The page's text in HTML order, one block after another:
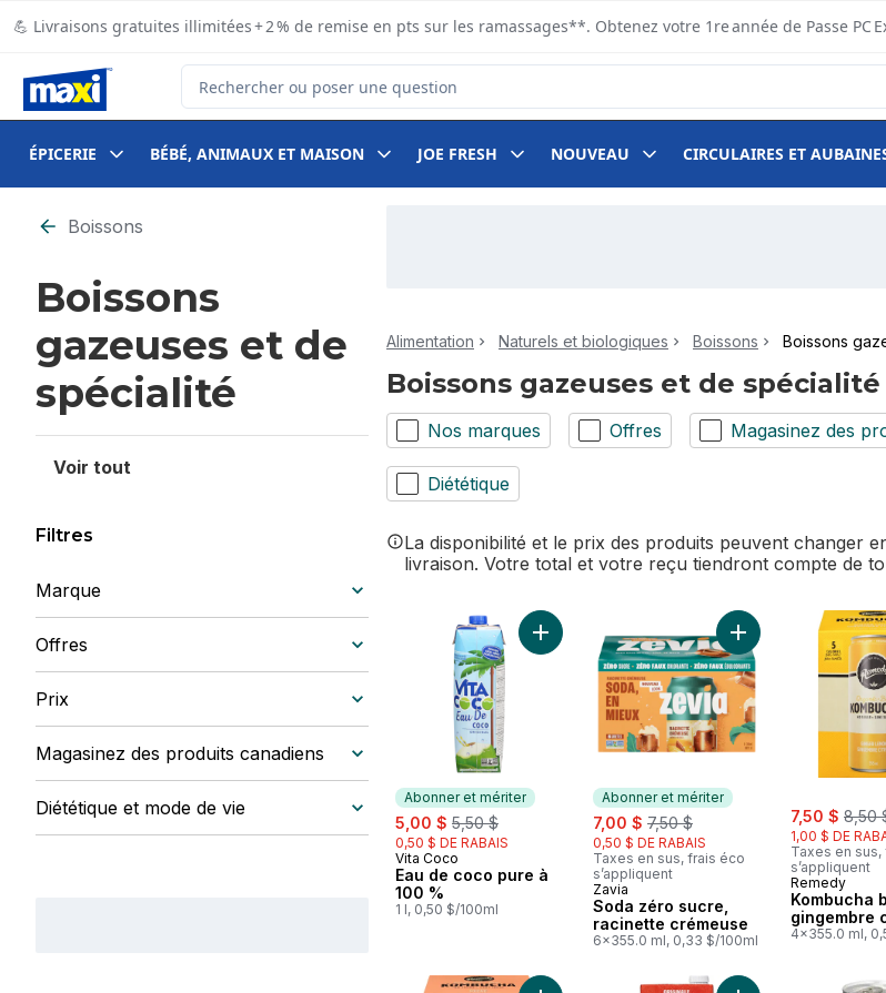
💪 Livraisons gratuites illimitées + 2 % de remise en pts sur les ramassages**. Obtenez votre 1re année de Passe PC
Rechercher des produits
ÉPICERIE BÉBÉ, ANIMAUX ET MAISON JOE FRESH NOUVEAU CIRCULAIRES ET
Passer au filtrage du contenu
Boissons
Boissons
gazeuses et de
spécialité
Voir tout
Filtres
Marque
Offres
Prix
Magasinez des produits canadiens
Diététique et mode de vie
Alimentation Naturels et biologiques Boissons Boissons
Boissons gazeuses et de spécialité
Nos marques Offres Magasinez des
Diététique
La disponibilité et le prix des produits peuvent changer
livraison. Votre total et votre reçu tiendront compte de
Abonner et mériter
sale:
5,00 $ , formerly:
5,50 $
0,50 $ DE RABAIS
Abonner et mériter
Vita Coco
Eau de coco pure à
100 %
1 l, 0,50 $/100ml
Ajouter Eau de coco pure à 100 % au panier
Abonner et mériter
sale:
7,00 $ , formerly:
7,50 $
0,50 $ DE RABAIS
Taxes en sus, frais éco
s’appliquent
Abonner et mériter
Zavia
Soda zéro sucre,
racinette crémeuse
6x355.0 ml, 0,33 $/100ml
Ajouter Soda zéro
sale:
7,50 $ ,8,50
1,00 $ DE
Taxes en
s’appliquent
Remedy
Kombucha
gingembre
4x355.0 ml,